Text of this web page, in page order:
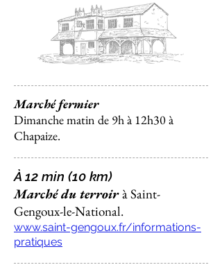
Marché fermier
Dimanche matin de 9h à 12h30 à
Chapaize.
À 12 min (10 km)
Marché du terroirà Saint-
Gengoux-le-National.
www.saint-gengoux.fr/informations-
pratiques